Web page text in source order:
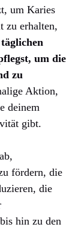
um Karies
zu erhalten,
um die
zu
Aktion,
deinem
gibt.
fördern, die
die
hin zu den